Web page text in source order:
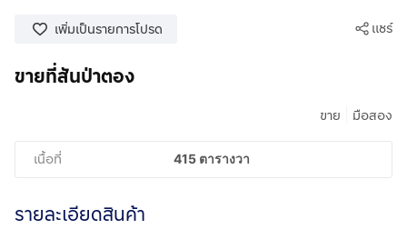
เพิ่มเป็นรายการโปรด แชร์
ขายที่สันป่าตอง
ขาย มือสอง
เนื้อที่ 415 ตารางวา
รายละเอียดสินค้า